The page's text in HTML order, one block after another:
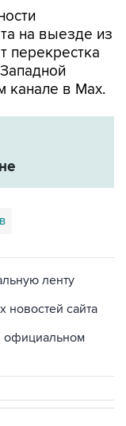
канале в Мах.
сайта
официальном